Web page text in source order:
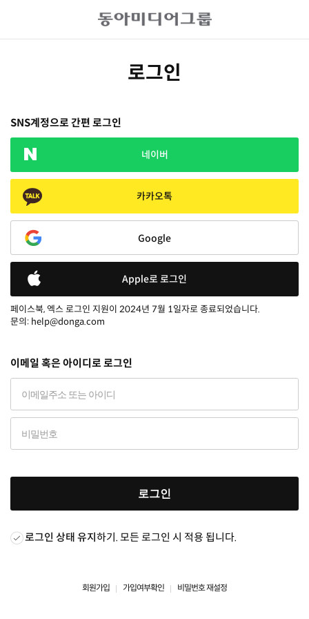
로그인
SNS계정으로 간편 로그인
네이버
카카오톡
Google
Apple로 로그인
페이스북, 엑스 로그인 지원이 2024년 7월 1일자로 종료되었습니다.
문의: help@donga.com
이메일 혹은 아이디로 로그인
로그인
로그인 상태 유지하기. 모든 로그인 시 적용 됩니다.
회원가입 가입여부확인 비밀번호 재설정